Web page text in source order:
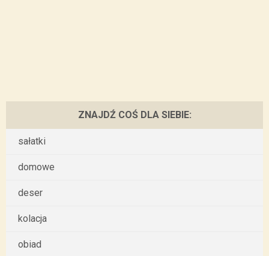
ZNAJDŹ COŚ DLA SIEBIE:
sałatki
domowe
deser
kolacja
obiad